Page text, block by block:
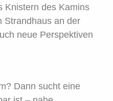
Knistern des Kamins
Strandhaus an der
neue Perspektiven
Dann sucht eine